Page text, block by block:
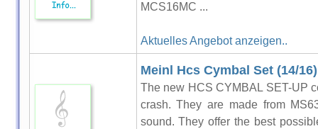
MCS16MC ...
Aktuelles Angebot anzeigen..
Meinl Hcs Cymbal Set (14/16)
The new HCS CYMBAL SET-UP
crash. They are made from
sound. They offer the best